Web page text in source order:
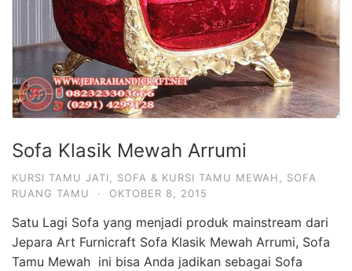
Sofa Klasik Mewah Arrumi
KURSI TAMU JATI SOFA & KURSI TAMU MEWAH
SOFA
RUANG TAMU
· OKTOBER 8, 2015
Satu Lagi Sofa yang menjadi produk mainstream dari
Jepara Art Furnicraft Sofa Klasik Mewah Arrumi, Sofa
Tamu Mewah ini bisa Anda jadikan sebagai Sofa